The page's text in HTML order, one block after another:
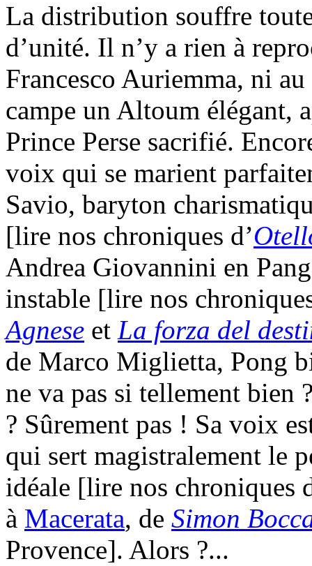
La distribution souffre
d’unité. Il n’y a rien à
Francesco Auriemma, ni
campe un Altoum élégant,
Prince Perse sacrifié.
voix qui se marient
Savio, baryton
[lire nos chroniques d’
Andrea Giovannini en
instable [lire nos
Agnese et La forza del
de Marco Miglietta, Pong
ne va pas si tellement
? Sûrement pas ! Sa voix
qui sert magistralement le
idéale [lire nos chroniques
à Macerata, de Simon
Provence]. Alors ?...